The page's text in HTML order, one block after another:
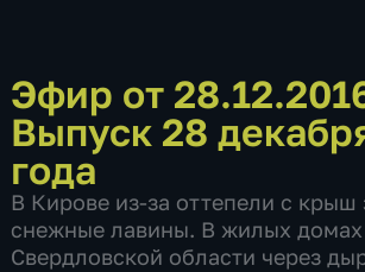
Эфир от
Выпуск 28
года
В Кирове из-за оттепели с крыш
снежные лавины. В жилых
Свердловской области через